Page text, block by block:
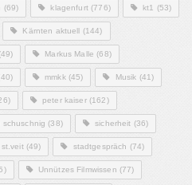
(69) klagenfurt(776) kt1 (53)
Kärnten aktuell (144)
Markus Malle (68)
mmkk(45) Musik (41)
peter kaiser(162)
schuschnig (38) sicherheit (36)
st.veit(49) stadtgespräch (74)
Unnützes Filmwissen (77)